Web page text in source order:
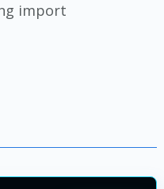
import